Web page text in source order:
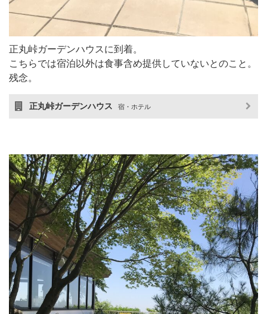
正丸峠ガーデンハウスに到着。
こちらでは宿泊以外は食事含め提供していないとのこと。
残念。
正丸峠ガーデンハウス 宿・ホテル